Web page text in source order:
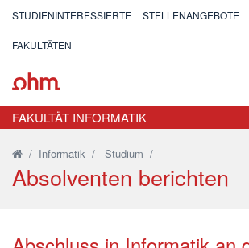
STUDIENINTERESSIERTE STELLENANGEBOTE
FAKULTÄTEN
FAKULTÄT INFORMATIK
/ Informatik / Studium /
Absolventen berichten